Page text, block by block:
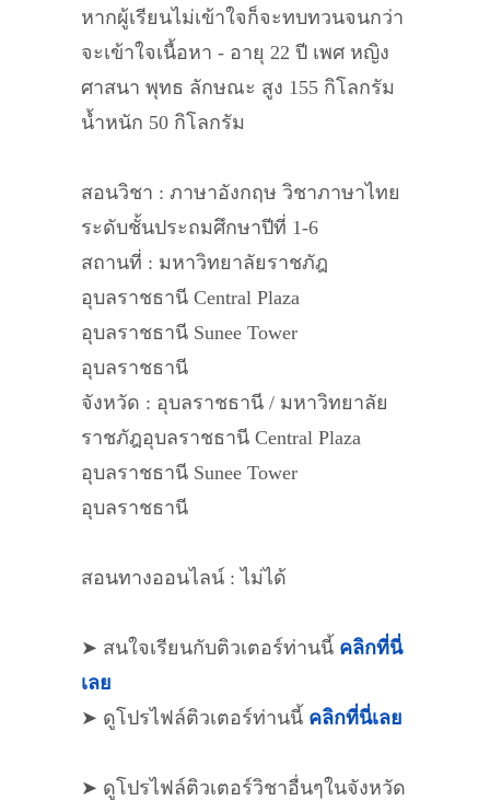
หากผู้เรียนไม่เข้าใจก็จะทบทวนจนกว่า
จะเข้าใจเนื้อหา - อายุ 22 ปี เพศ หญิง
ศาสนา พุทธ ลักษณะ สูง 155 กิโลกรัม
น้ำหนัก 50 กิโลกรัม
สอนวิชา : ภาษาอังกฤษ วิชาภาษาไทย
ระดับชั้นประถมศึกษาปีที่ 1-6
สถานที่ : มหาวิทยาลัยราชภัฎ
อุบลราชธานี Central Plaza
อุบลราชธานี Sunee Tower
อุบลราชธานี
จังหวัด : อุบลราชธานี / มหาวิทยาลัย
ราชภัฎอุบลราชธานี Central Plaza
อุบลราชธานี Sunee Tower
อุบลราชธานี
สอนทางออนไลน์ : ไม่ได้
➤ สนใจเรียนกับติวเตอร์ท่านนี้ คลิกที่นี่
เลย
➤ ดูโปรไฟล์ติวเตอร์ท่านนี้ คลิกที่นี่เลย
➤ ดูโปรไฟล์ติวเตอร์วิชาอื่นๆในจังหวัด